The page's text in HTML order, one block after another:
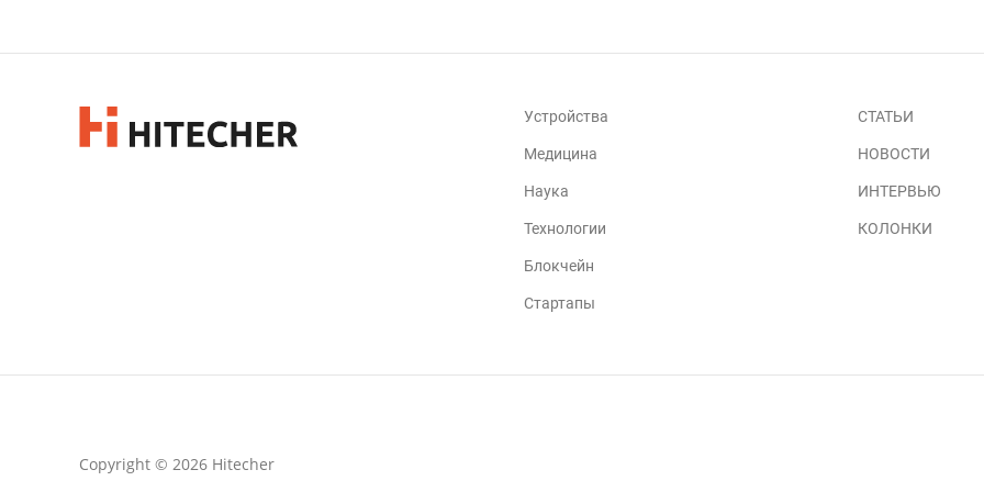
Устройства
Медицина
Наука
Технологии
Блокчейн
Стартапы
СТАТЬИ
НОВОСТИ
ИНТЕРВЬЮ
КОЛОНКИ
Copyright © 2026 Hitecher